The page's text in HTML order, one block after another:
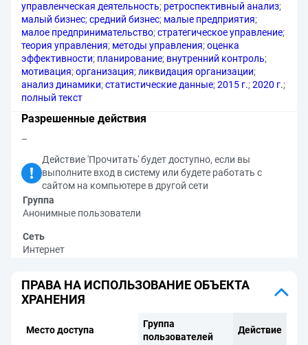
управленческая деятельность; ретроспективный анализ;
малый бизнес;средний бизнес; малые предприятия;
малое предпринимательство;стратегическое управление;
теория управления; методы управления;оценка
эффективности; планирование; внутренний контроль;
мотивация;организация;ликвидация организации;
анализ динамики;статистические данные;2015 г.;2020 г.;
полный текст
Разрешенные действия
–
Действие 'Прочитать' будет доступно, если вы
выполните вход в систему или будете работать с
сайтом на компьютере в другой сети
Группа
Анонимные пользователи
Сеть
Интернет
ПРАВА НА ИСПОЛЬЗОВАНИЕ ОБЪЕКТА
ХРАНЕНИЯ
Место доступа
Группа
пользователей
Действие